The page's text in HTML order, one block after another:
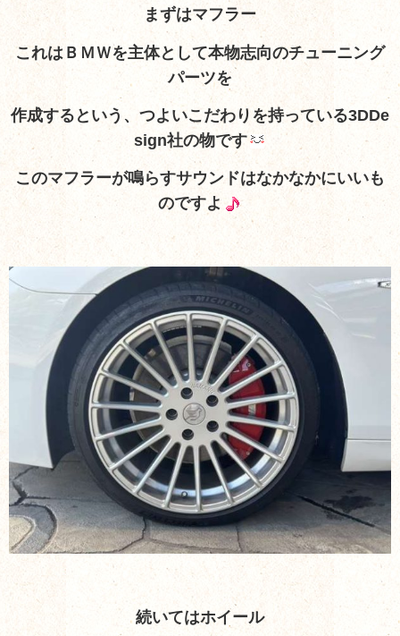
まずはマフラー
これはＢＭＷを主体として本物志向のチューニング
パーツを
作成するという、つよいこだわりを持っている3DDe
sign社の物です
このマフラーが鳴らすサウンドはなかなかにいいも
のですよ
続いてはホイール